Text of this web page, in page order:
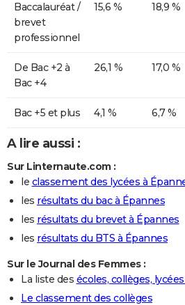
Baccalauréat /
brevet
professionnel
15,6 % 18,9 %
De Bac +2 à
Bac +4
26,1 % 17,0 %
Bac +5 et plus 4,1 % 6,7 %
A lire aussi :
Sur Linternaute.com :
le classement des lycées à
les résultats du bac à Épannes
les résultats du brevet à Épannes
les résultats du BTS à Épannes
Sur le Journal des Femmes :
La liste des écoles, collèges,
Le classement des collèges